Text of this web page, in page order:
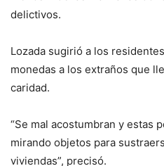
delictivos.
Lozada sugirió a los
monedas a los extraños que
caridad.
“Se mal acostumbran y estas
mirando objetos para
viviendas”, precisó.